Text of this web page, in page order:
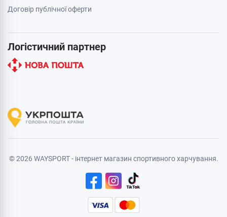
Договір публічної оферти
Логістичний партнер
© 2026 WAYSPORT - інтернет магазин спортивного харчування.